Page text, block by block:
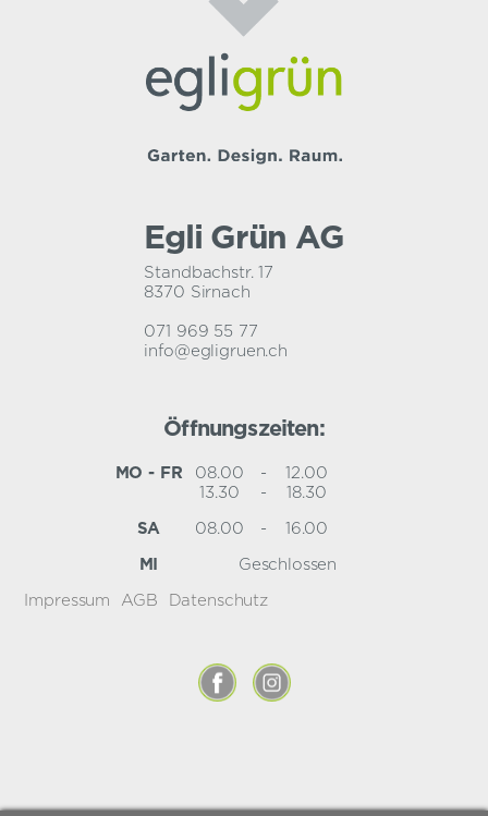
Egli Grün AG
Standbachstr. 17
8370 Sirnach
071 969 55 77
info@egligruen.ch
Öffnungszeiten:
MO - FR 08.00 -
12.00
13.30
- 18.30
SA 08.00 - 16.00
MI Geschlossen
Impressum AGB Datenschutz